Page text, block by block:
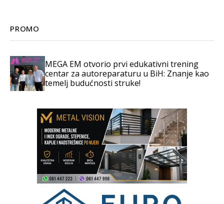
PROMO
MEGA EM otvorio prvi edukativni trening
centar za autoreparaturu u BiH: Znanje kao
temelj budućnosti struke!